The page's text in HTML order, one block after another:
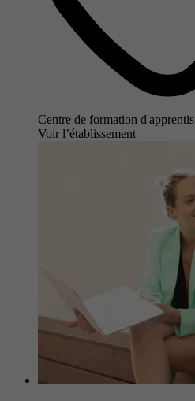
Centre de formation d'apprentis
Voir l’établissement